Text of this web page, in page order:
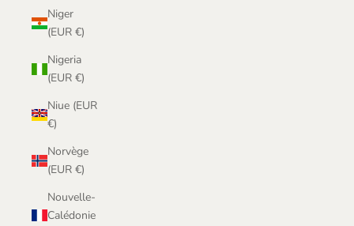
Niger
(EUR €)
Nigeria
(EUR €)
Niue (EUR
€)
Norvège
(EUR €)
Nouvelle-
Calédonie